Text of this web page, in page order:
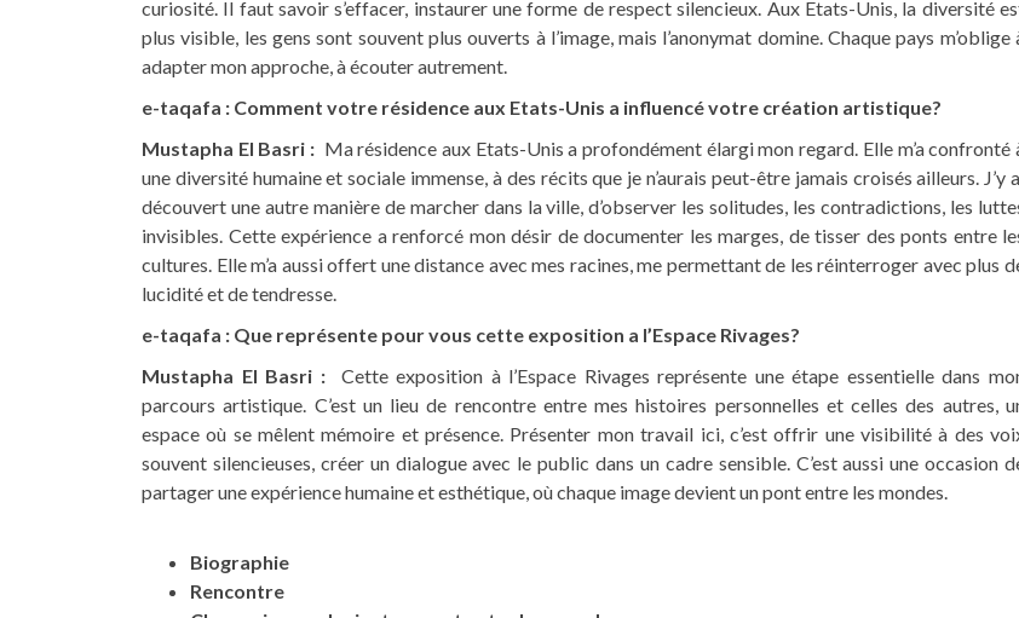
curiosité. Il faut savoir s’effacer, instaurer une forme de respect silencieux. Aux Etats-Unis, la diversité
plus visible, les gens sont souvent plus ouverts à l’image, mais l’anonymat domine. Chaque pays m’oblige
adapter mon approche, à écouter autrement.
e-taqafa : Comment votre résidence aux Etats-Unis a influencé votre création artistique?
Mustapha El Basri : Ma résidence aux Etats-Unis a profondément élargi mon regard. Elle m’a confronté
une diversité humaine et sociale immense, à des récits que je n’aurais peut-être jamais croisés ailleurs. J’y
découvert une autre manière de marcher dans la ville, d’observer les solitudes, les contradictions, les
invisibles. Cette expérience a renforcé mon désir de documenter les marges, de tisser des ponts entre
cultures. Elle m’a aussi offert une distance avec mes racines, me permettant de les réinterroger avec plus
lucidité et de tendresse.
e-taqafa : Que représente pour vous cette exposition a l’Espace Rivages?
Mustapha El Basri :Cette exposition à l’Espace Rivages représente une étape essentielle dans
parcours artistique. C’est un lieu de rencontre entre mes histoires personnelles et celles des autres,
espace où se mêlent mémoire et présence. Présenter mon travail ici, c’est offrir une visibilité à des
souvent silencieuses, créer un dialogue avec le public dans un cadre sensible. C’est aussi une occasion
partager une expérience humaine et esthétique, où chaque image devient un pont entre les mondes.
Biographie
Rencontre